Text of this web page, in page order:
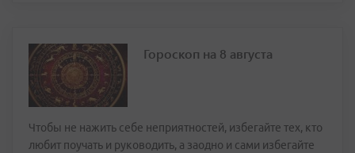
Гороскоп на 8 августа
Чтобы не нажить себе неприятностей, избегайте тех, кто
любит поучать и руководить, а заодно и сами избегайте